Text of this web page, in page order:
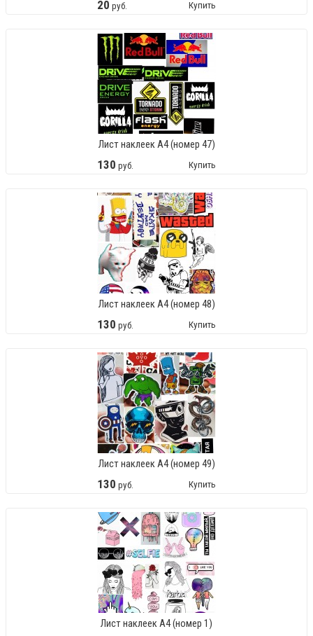
20 руб. Купить
Лист наклеек А4 (номер 47)
130 руб. Купить
Лист наклеек А4 (номер 48)
130 руб. Купить
Лист наклеек А4 (номер 49)
130 руб. Купить
Лист наклеек А4 (номер 1)